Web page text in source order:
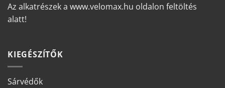
Az alkatrészek a www.velomax.hu oldalon feltöltés
alatt!
KIEGÉSZÍTŐK
Sárvédők